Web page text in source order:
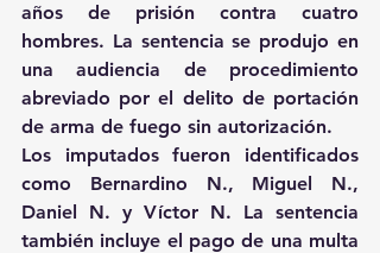
años de prisión contra cuatro
hombres. La sentencia se produjo en
una audiencia de procedimiento
abreviado por el delito de portación
de arma de fuego sin autorización.
Los imputados fueron identificados
como Bernardino N., Miguel N.,
Daniel N. y Víctor N. La sentencia
también incluye el pago de una multa